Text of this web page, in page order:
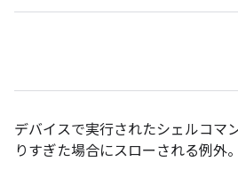
デバイスで実行されたシェルコマ
りすぎた場合にスローされる例外。